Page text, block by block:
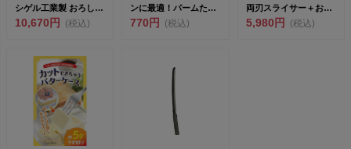
シゲル工業製 おろし金
「17°（...
10,670円 (税込)
ンに最適！パームたわ
し &l...
770円 (税込)
両刃スライサー＋おろ
し金セッ...
5,980円 (税込)